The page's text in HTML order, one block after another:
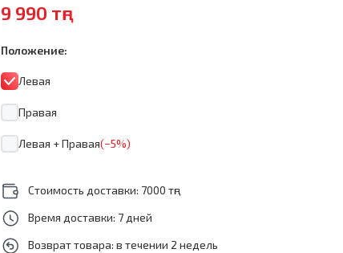
9 990 тңг
Положение:
Левая
Правая
Левая + Правая(−5%)
Стоимость доставки: 7000 тңг
Время доставки: 7 дней
Возврат товара: в течении 2 недель